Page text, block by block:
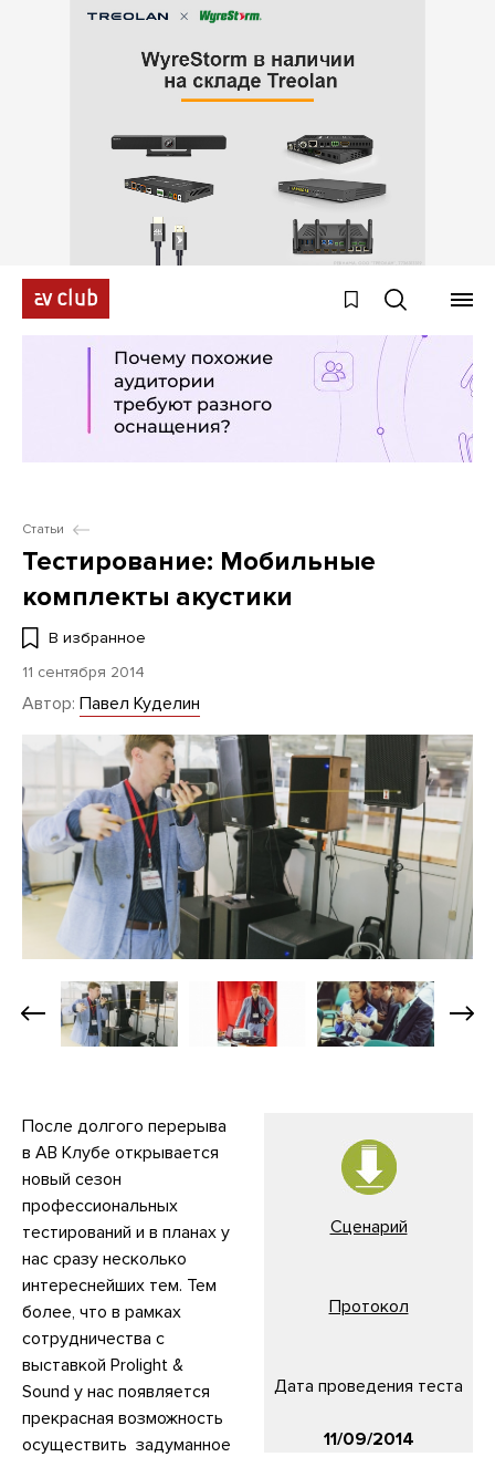
Статьи
Тестирование: Мобильные
комплекты акустики
В избранное
11 сентября 2014
Автор: Павел Куделин
После долгого перерыва
в АВ Клубе открывается
новый сезон
профессиональных
тестирований и в планах у
нас сразу несколько
интереснейших тем. Тем
более, что в рамках
сотрудничества с
выставкой Prolight &
Sound у нас появляется
прекрасная возможность
осуществить задуманное
Сценарий
Протокол
Дата проведения теста
11/09/2014